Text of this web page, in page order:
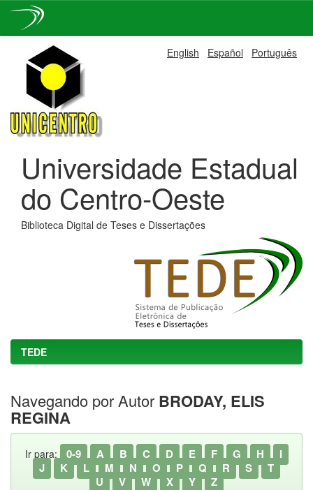
navigation
English Español Português
Universidade Estadual
do Centro-Oeste
Biblioteca Digital de Teses e Dissertações
TEDE
Navegando por Autor BRODAY, ELIS
REGINA
Ir para: 0-9 A B C D E F G H
I
J
K L M N O P Q R S
T
U
V W X Y Z